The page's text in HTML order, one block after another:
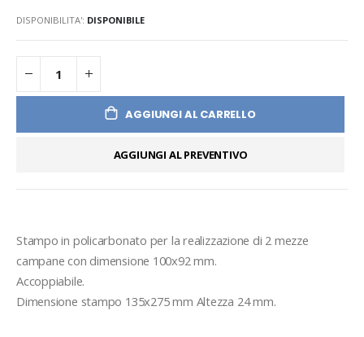
DISPONIBILITA': DISPONIBILE
AGGIUNGI AL CARRELLO
AGGIUNGI AL PREVENTIVO
Stampo in policarbonato per la realizzazione di 2 mezze
campane con dimensione 100x92 mm.
Accoppiabile.
Dimensione stampo 135x275 mm Altezza 24 mm.